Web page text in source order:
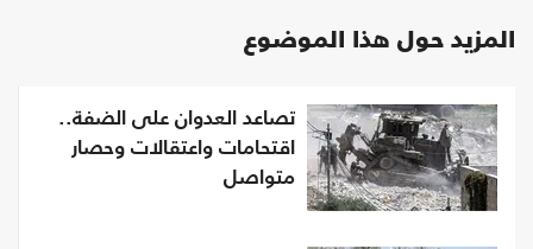
المزيد حول هذا الموضوع
تصاعد العدوان على الضفة..
اقتحامات واعتقالات وحصار
متواصل